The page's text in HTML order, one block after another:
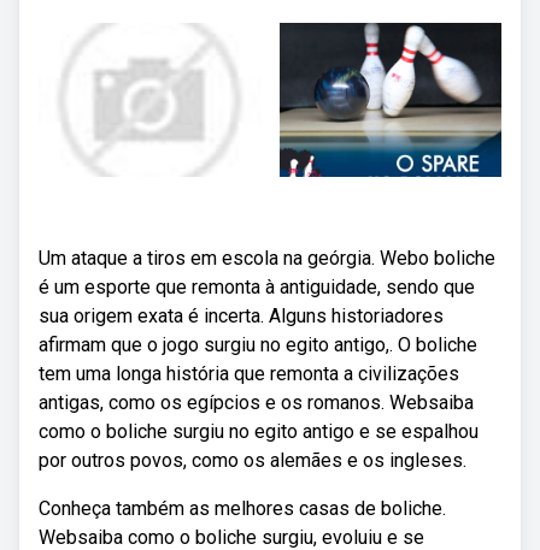
Um ataque a tiros em escola na geórgia. Webo boliche
é um esporte que remonta à antiguidade, sendo que
sua origem exata é incerta. Alguns historiadores
afirmam que o jogo surgiu no egito antigo,. O boliche
tem uma longa história que remonta a civilizações
antigas, como os egípcios e os romanos. Websaiba
como o boliche surgiu no egito antigo e se espalhou
por outros povos, como os alemães e os ingleses.
Conheça também as melhores casas de boliche.
Websaiba como o boliche surgiu, evoluiu e se